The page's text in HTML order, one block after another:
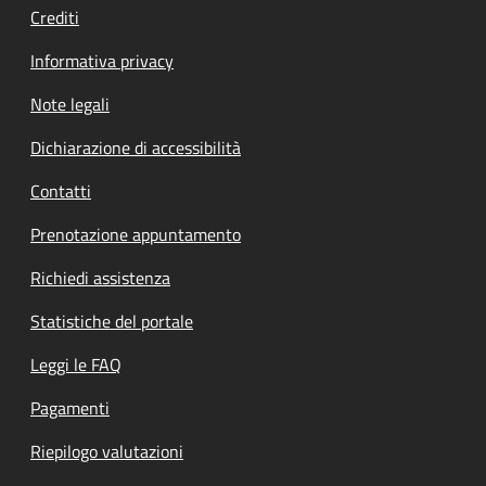
Crediti
Informativa privacy
Note legali
Dichiarazione di accessibilità
Contatti
Prenotazione appuntamento
Richiedi assistenza
Statistiche del portale
Leggi le FAQ
Pagamenti
Riepilogo valutazioni